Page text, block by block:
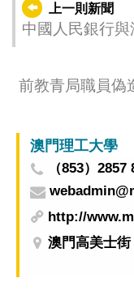
上一則新聞
中國人民銀行
前教青局職員偽
澳門理工大學
（853）2857
http://
澳門高美士街